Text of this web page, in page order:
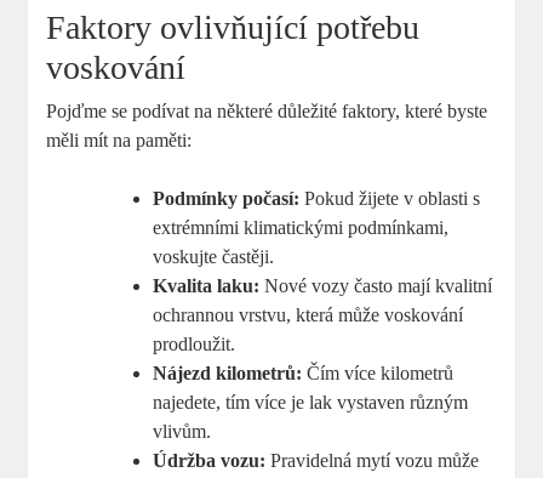
Faktory ovlivňující potřebu
voskování
Pojďme se podívat na některé důležité faktory, které byste
měli mít na paměti:
Podmínky počasí: Pokud žijete v oblasti s
extrémními klimatickými podmínkami,
voskujte častěji.
Kvalita laku: Nové vozy často mají kvalitní
ochrannou vrstvu, která může voskování
prodloužit.
Nájezd kilometrů: Čím více kilometrů
najedete, tím více je lak vystaven různým
vlivům.
Údržba vozu: Pravidelná mytí vozu může